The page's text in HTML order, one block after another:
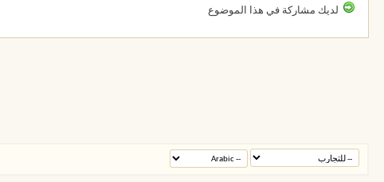
لديك مشاركة في هذا الموضوع